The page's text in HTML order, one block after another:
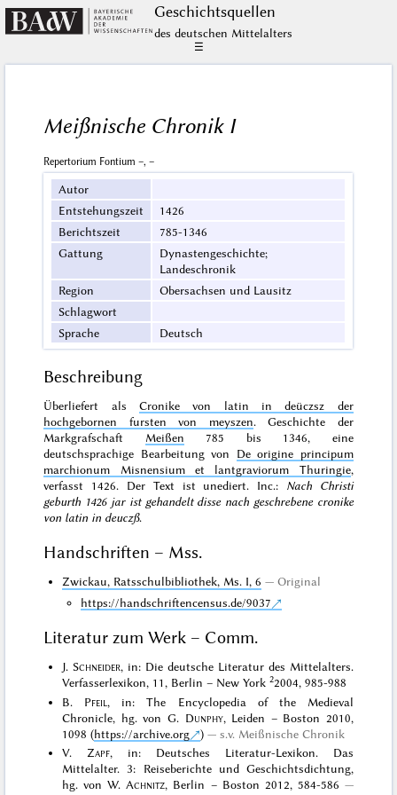
Geschichts­quellen
des deutschen Mittelalters
☰
Meißnische Chronik I
Repertorium Fontium –, –
Autor
Entstehungszeit
1426
Berichtszeit
785-1346
Gattung
Dynastengeschichte;
Landeschronik
Region
Obersachsen und Lausitz
Schlagwort
Sprache
Deutsch
Beschreibung
Überliefert als Cronike von latin in deüczsz der
hochgebornen fursten von meyszen. Geschichte der
Markgrafschaft Meißen 785 bis 1346, eine
deutschsprachige Bearbeitung von De origine principum
marchionum Misnensium et lantgraviorum Thuringie,
verfasst 1426. Der Text ist unediert. Inc.: Nach Christi
geburth 1426 jar ist gehandelt disse nach geschrebene cronike
von latin in deuczß.
Handschriften – Mss.
Zwickau, Ratsschulbibliothek, Ms. I, 6
Original
https://handschriftencensus.de/9037
Literatur zum Werk – Comm.
J. Schneider, in: Die deutsche Literatur des Mittelalters.
Verfasserlexikon, 11, Berlin – New York22004, 985-988
B. Pfeil , in: The Encyclopedia of the Medieval
Chronicle, hg. von G. Dunphy, Leiden – Boston 2010,
1098 (https://archive.org )
s.v. Meißnische Chronik
V. Zapf, in: Deutsches Literatur-Lexikon. Das
Mittelalter. 3: Reiseberichte und Geschichtsdichtung,
hg. von W.Achnitz, Berlin – Boston 2012, 584-586